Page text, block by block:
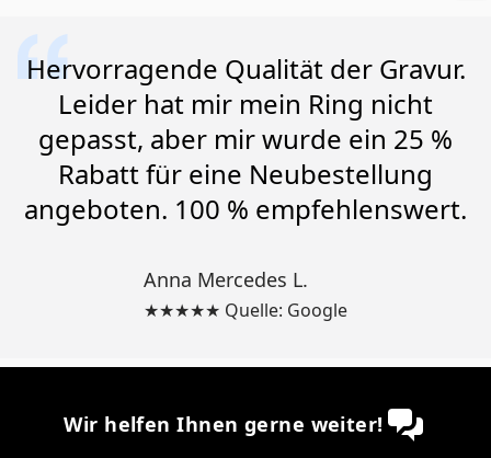
Hervorragende Qualität der Gravur.
Leider hat mir mein Ring nicht
gepasst, aber mir wurde ein 25 %
Rabatt für eine Neubestellung
angeboten. 100 % empfehlenswert.
Anna Mercedes L.
★★★★★ Quelle: Google
Wir helfen Ihnen gerne weiter!